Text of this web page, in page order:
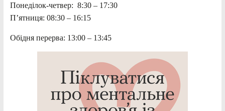
Понеділок-четвер: 8:30 – 17:30
П’ятниця: 08:30 – 16:15
Обідня перерва: 13:00 – 13:45